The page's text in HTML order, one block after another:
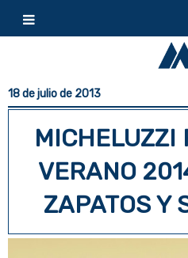
18 de julio de 2013
MICHELUZZI
VERANO
ZAPATOS Y